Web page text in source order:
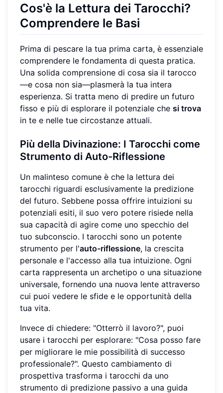
Cos'è la Lettura dei Tarocchi?
Comprendere le Basi
Prima di pescare la tua prima carta, è essenziale
comprendere le fondamenta di questa pratica.
Una solida comprensione di cosa sia il tarocco
—e cosa non sia—plasmerà la tua intera
esperienza. Si tratta meno di predire un futuro
fisso e più di esplorare il potenziale che si trova
in te e nelle tue circostanze attuali.
Più della Divinazione: I Tarocchi come
Strumento di Auto-Riflessione
Un malinteso comune è che la lettura dei
tarocchi riguardi esclusivamente la predizione
del futuro. Sebbene possa offrire intuizioni su
potenziali esiti, il suo vero potere risiede nella
sua capacità di agire come uno specchio del
tuo subconscio. I tarocchi sono un potente
strumento per l'auto-riflessione, la crescita
personale e l'accesso alla tua intuizione. Ogni
carta rappresenta un archetipo o una situazione
universale, fornendo una nuova lente attraverso
cui puoi vedere le sfide e le opportunità della
tua vita.
Invece di chiedere: "Otterrò il lavoro?", puoi
usare i tarocchi per esplorare: "Cosa posso fare
per migliorare le mie possibilità di successo
professionale?". Questo cambiamento di
prospettiva trasforma i tarocchi da uno
strumento di predizione passivo a una guida